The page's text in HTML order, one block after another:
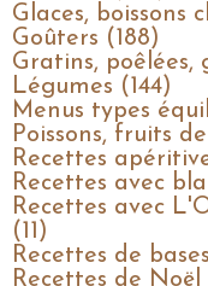
Glaces, boissons
Goûters (188)
Gratins, poêlées,
Légumes (144)
Menus types
Poissons, fruits
Recettes
Recettes avec
Recettes avec
(11)
Recettes de
Recettes de Noël